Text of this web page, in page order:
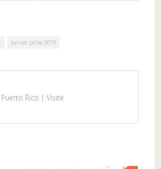
turner prize 2019
Rico | Visite